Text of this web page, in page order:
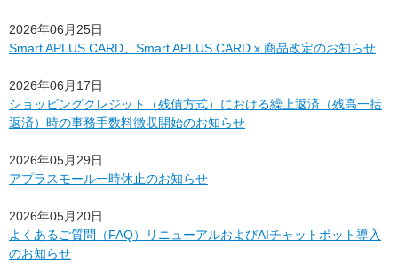
2026年06月25日
Smart APLUS CARD、Smart APLUS CARD x 商品改定のお知らせ
2026年06月17日
ショッピングクレジット（残債方式）における繰上返済（残高一括
返済）時の事務手数料徴収開始のお知らせ
2026年05月29日
アプラスモール一時休止のお知らせ
2026年05月20日
よくあるご質問（FAQ）リニューアルおよびAIチャットボット導入
のお知らせ